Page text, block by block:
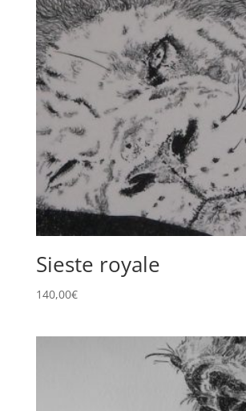
Sieste royale
140,00€